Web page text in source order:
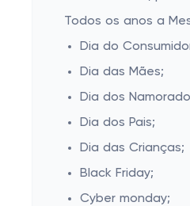
Todos os anos a
Dia do
Dia das Mães;
Dia dos
Dia dos Pais;
Dia das Crianças;
Black Friday;
Cyber monday;